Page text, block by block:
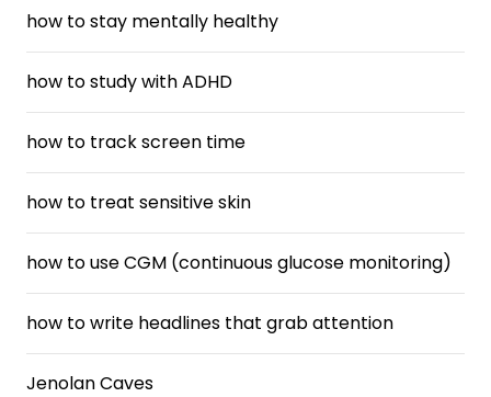
how to stay mentally healthy
how to study with ADHD
how to track screen time
how to treat sensitive skin
how to use CGM (continuous glucose monitoring)
how to write headlines that grab attention
Jenolan Caves